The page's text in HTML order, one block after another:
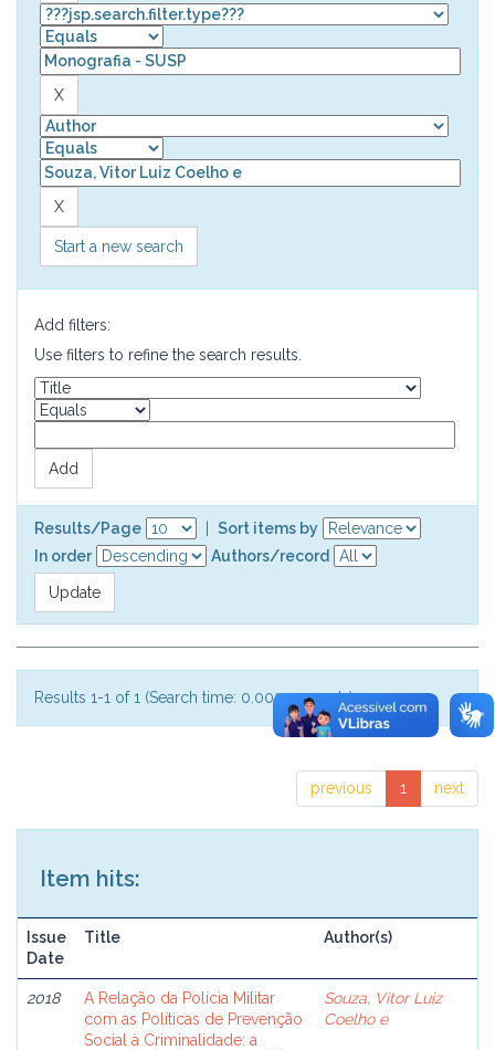
Start a new search
Add filters:
Use filters to refine the search results.
Results/Page
Sort items by
In order
Authors/record
Results 1-1 of 1 (Search time: 0.003 seconds).
previous 1 next
Item hits:
Issue
Date
Title Author(s)
2018
A Relação da Polícia Militar
com as Políticas de Prevenção
Social à Criminalidade: a
Souza, Vitor Luiz
Coelho e